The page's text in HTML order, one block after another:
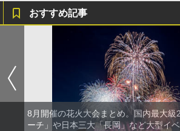
おすすめ記事
8月開催の花火大会まとめ。国内最大級
ーチ」や日本三大「長岡」など大型イ